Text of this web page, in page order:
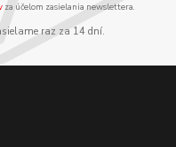
za účelom zasielania newslettera.
raz za 14 dní.